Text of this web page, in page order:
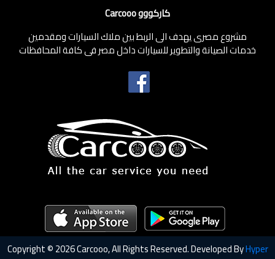
كاركووو Carcooo
مشروع مصرى يهدف الى الربط بين ملاك السيارات ومقدمين
خدمات الصيانة والتطوير للسيارات داخل مصر فى كافة المحافظات
Copyright © 2026 Carcooo, All Rights Reserved. Developed ByHyper